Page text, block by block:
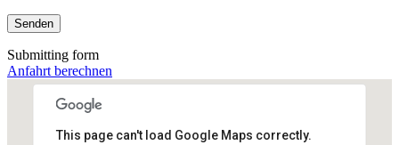
Submitting form
Anfahrt berechnen
This page can't load Google Maps correctly.